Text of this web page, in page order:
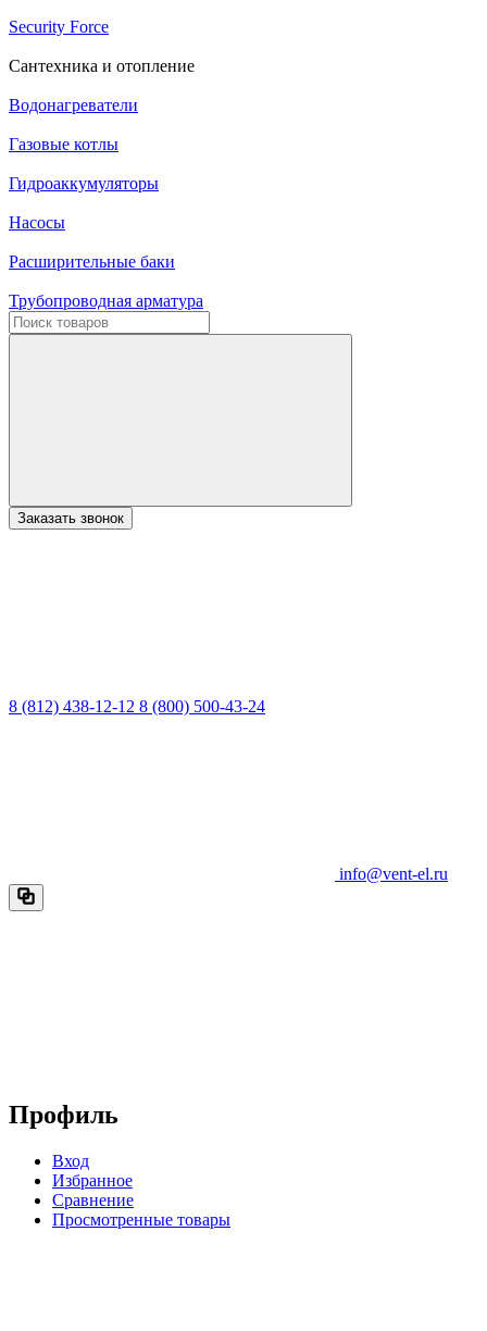
Security Force
Сантехника и отопление
Водонагреватели
Газовые котлы
Гидроаккумуляторы
Насосы
Расширительные баки
Трубопроводная арматура
Заказать звонок
8 (812) 438-12-12 8 (800) 500-43-24
info@vent-el.ru
Профиль
Вход
Избранное
Сравнение
Просмотренные товары